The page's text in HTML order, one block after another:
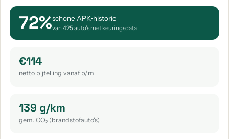
72%schone APK‑historie
van 425 auto's met keuringsdata
€114
netto bijtelling vanaf p/m
139 g/km
gem. CO₂ (brandstofauto's)